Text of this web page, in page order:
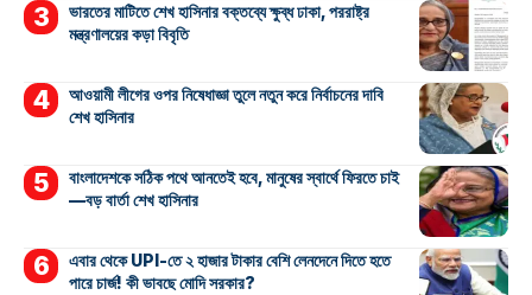
ভারতের মাটিতে শেখ হাসিনার বক্তব্যে ক্ষুব্ধ ঢাকা, পররাষ্ট্র
মন্ত্রণালয়ের কড়া বিবৃতি
আওয়ামী লীগের ওপর নিষেধাজ্ঞা তুলে নতুন করে নির্বাচনের দাবি
শেখ হাসিনার
বাংলাদেশকে সঠিক পথে আনতেই হবে, মানুষের স্বার্থে ফিরতে চাই
—বড় বার্তা শেখ হাসিনার
এবার থেকে UPI-তে ২ হাজার টাকার বেশি লেনদেনে দিতে হতে
পারে চার্জ! কী ভাবছে মোদি সরকার?